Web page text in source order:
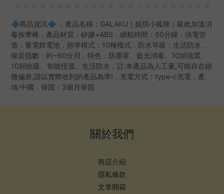
🔷商品資訊🔷 ．產品名稱：GALAKU｜妮琪小狐狸｜吸吮加溫消
毒按摩棒．產品材質：矽膠+ABS．續航時間：60分鐘．供電管
道：蓄電鋰電池．頻率模式：10種模式．防水等級：生活防水．
噪音指數：約~60分貝．特色：防塵罩、藍光消毒、10頻強震、
10頻吮吸、智能恆溫、生活防水．註:本產品為人工量,可能存在細
微偏差,請以實際收到的產品為準!．充電方式：type-c充電．產
地:中國．保固：3個月保固
關於我們
商店介紹
隱私條款
文章開箱